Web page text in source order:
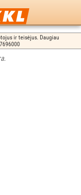
ir teisėjus. Daugiau